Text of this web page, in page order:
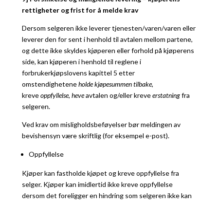
rettigheter og frist for å melde krav
Dersom selgeren ikke leverer tjenesten/varen/varen eller
leverer den for sent i henhold til avtalen mellom partene,
og dette ikke skyldes kjøperen eller forhold på kjøperens
side, kan kjøperen i henhold til reglene i
forbrukerkjøpslovens kapittel 5 etter
omstendigheteneholde kjøpesummen tilbake,
kreveoppfyllelse, heveavtalen og/eller kreveerstatningfra
selgeren.
Ved krav om misligholdsbeføyelser bør meldingen av
bevishensyn være skriftlig (for eksempel e-post).
Oppfyllelse
Kjøper kan fastholde kjøpet og kreve oppfyllelse fra
selger. Kjøper kan imidlertid ikke kreve oppfyllelse
dersom det foreligger en hindring som selgeren ikke kan